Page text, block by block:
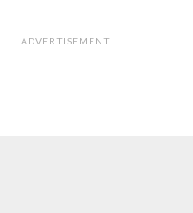
ADVERTISEMENT